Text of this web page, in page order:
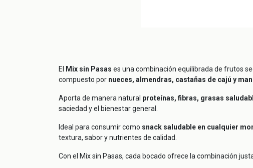
El Mix sin Pasas es una combinación equilibrada de frutos
compuesto por nueces, almendras, castañas de cajú y
Aporta de manera natural proteínas, fibras, grasas
saciedad y el bienestar general.
Ideal para consumir como snack saludable en cualquier
textura, sabor y nutrientes de calidad.
Con el Mix sin Pasas, cada bocado ofrece la combinación